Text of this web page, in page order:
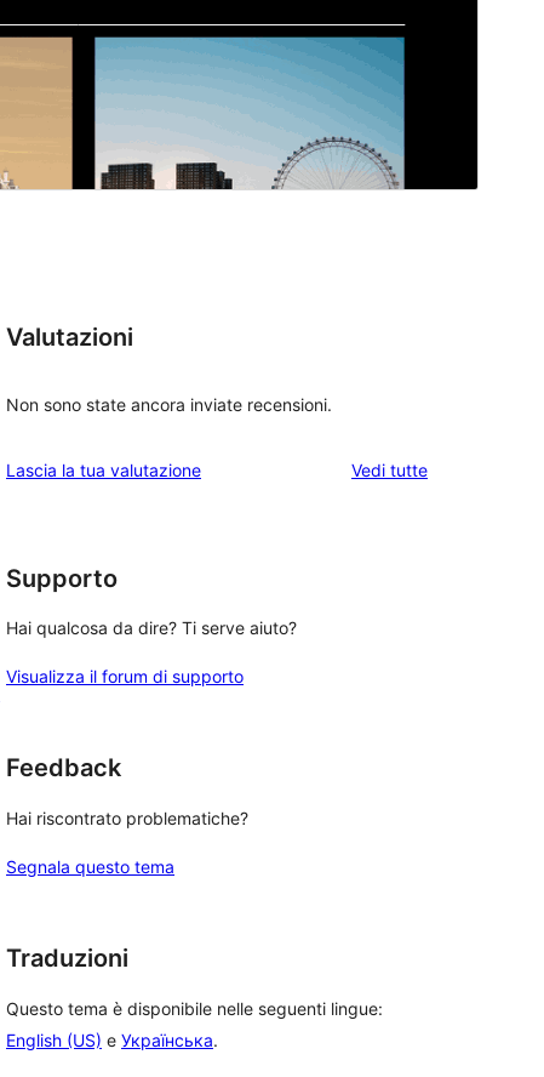
Valutazioni
Non sono state ancora inviate recensioni.
Lascia la tua valutazione Vedi tuttele
Supporto
Hai qualcosa da dire? Ti serve aiuto?
Visualizza il forum di supporto
Feedback
Hai riscontrato problematiche?
Segnala questo tema
Traduzioni
Questo tema è disponibile nelle seguenti lingue:
English (US) e Українська.